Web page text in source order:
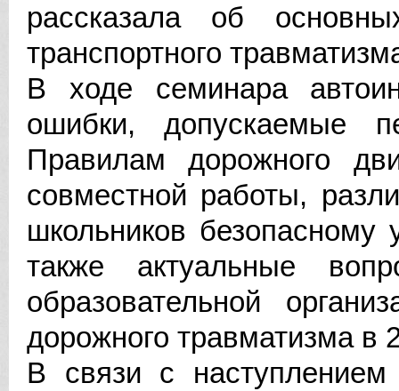
рассказала об
транспортного
В ходе семинара
ошибки, допускаемые
Правилам дорожного
совместной работы,
школьников
также актуальные
образовательной
дорожного травматизма
В связи с наступлением